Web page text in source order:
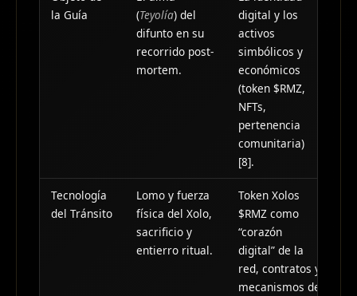
la Guía
(Teyolía) del
difunto en su
recorrido post-
mortem.
digital y los
activos
simbólicos y
económicos
(token $RMZ,
NFTs,
pertenencia
comunitaria)
[8].
Tecnología
del Tránsito
Lomo y fuerza
física del Xolo,
sacrificio y
entierro ritual.
Token Xolos
$RMZ como
“corazón
digital” de la
red, contratos y
mecanismos de